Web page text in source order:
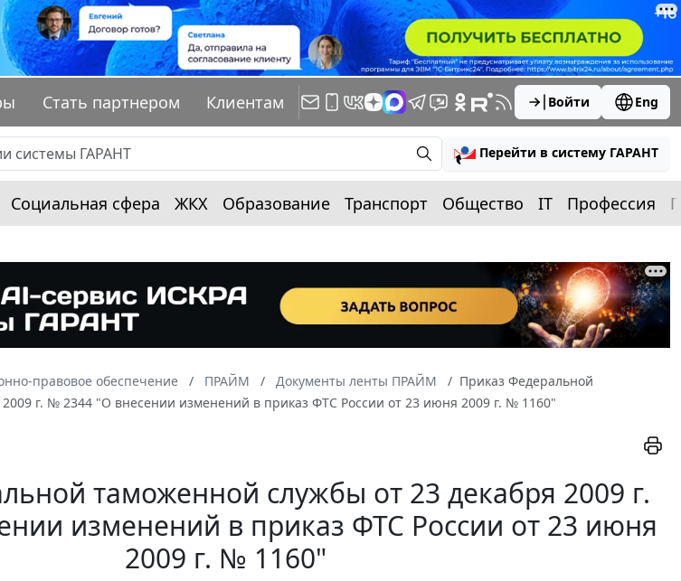
Стать партнером Клиентам Войти Eng
Перейти в систему ГАРАНТ
Социальная сфера ЖКХ Образование Транспорт Общество IT Профессия
правовое обеспечение ПРАЙМ Документы ленты ПРАЙМ
Приказ Федеральной
г. № 2344 "О внесении изменений в приказ ФТС России от 23 июня 2009 г. № 1160"
таможенной службы от 23 декабря 2009 г.
изменений в приказ ФТС России от 23 июня
2009 г. № 1160"